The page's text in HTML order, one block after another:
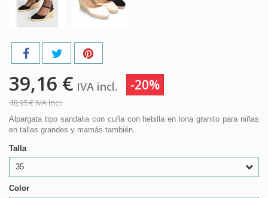
39,16 € IVA incl. -20%
48,95 €IVA incl.
Alpargata tipo sandalia con cuña con hebilla en lona granito para niñas
en tallas grandes y mamás también.
Talla
35
Color